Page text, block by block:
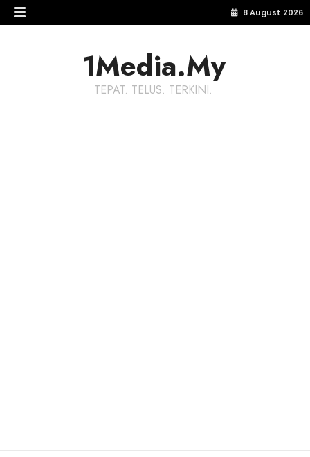
8 August 2026
1Media.My
TEPAT. TELUS. TERKINI.